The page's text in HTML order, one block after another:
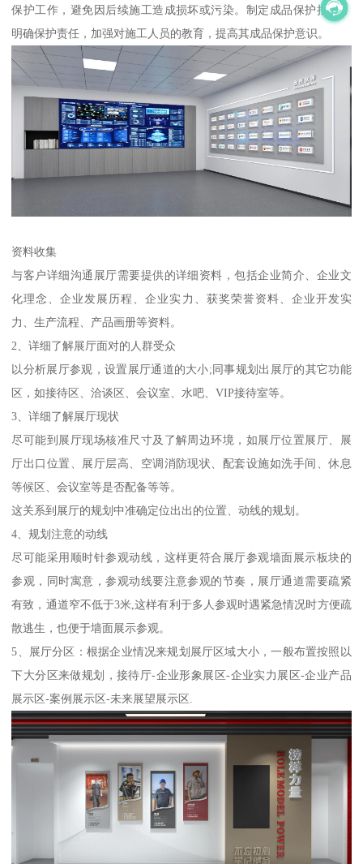
保护工作，避免因后续施工造成损坏或污染。制定成品保护措施，
明确保护责任，加强对施工人员的教育，提高其成品保护意识。
资料收集
与客户详细沟通展厅需要提供的详细资料，包括企业简介、企业文
化理念、企业发展历程、企业实力、获奖荣誉资料、企业开发实
力、生产流程、产品画册等资料。
2、详细了解展厅面对的人群受众
以分析展厅参观，设置展厅通道的大小;同事规划出展厅的其它功能
区，如接待区、洽谈区、会议室、水吧、VIP接待室等。
3、详细了解展厅现状
尽可能到展厅现场核准尺寸及了解周边环境，如展厅位置展厅、展
厅出口位置、展厅层高、空调消防现状、配套设施如洗手间、休息
等候区、会议室等是否配备等等。
这关系到展厅的规划中准确定位出出的位置、动线的规划。
4、规划注意的动线
尽可能采用顺时针参观动线，这样更符合展厅参观墙面展示板块的
参观，同时寓意，参观动线要注意参观的节奏，展厅通道需要疏紧
有致，通道窄不低于3米,这样有利于多人参观时遇紧急情况时方便疏
散逃生，也便于墙面展示参观。
5、展厅分区：根据企业情况来规划展厅区域大小，一般布置按照以
下大分区来做规划，接待厅-企业形象展区-企业实力展区-企业产品
展示区-案例展示区-未来展望展示区.